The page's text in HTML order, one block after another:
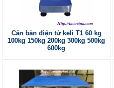
Cân bàn điện tử keli T1 60 kg
100kg 150kg 200kg 300kg 500kg
600kg